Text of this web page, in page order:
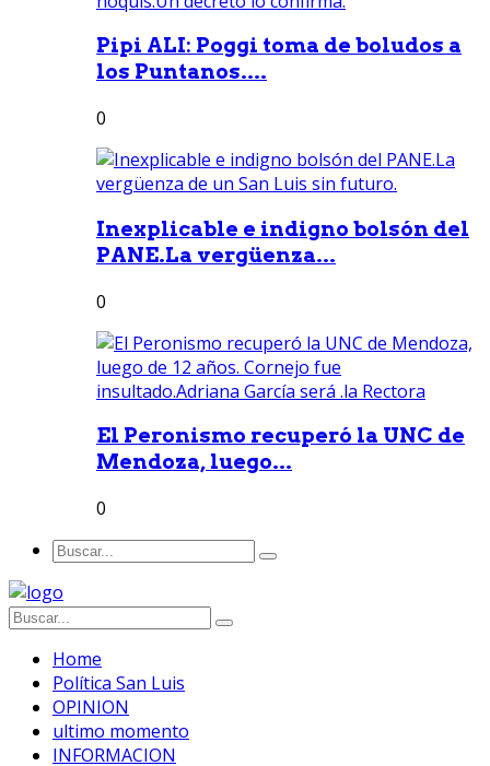
Pipi ALI: Poggi toma de boludos a
los Puntanos....
0
Inexplicable e indigno bolsón del
PANE.La vergüenza...
0
El Peronismo recuperó la UNC de
Mendoza, luego...
0
Home
Política San Luis
OPINION
ultimo momento
INFORMACION